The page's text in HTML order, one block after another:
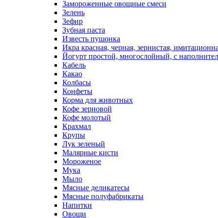
Замороженные овощные смеси
Зелень
Зефир
Зубная паста
Известь пушонка
Икра красная, черная, зернистая,
Йогурт простой, многослойный, с
Кабель
Какао
Колбасы
Конфеты
Корма для животных
Кофе зерновой
Кофе молотый
Крахмал
Крупы
Лук зеленый
Малярные кисти
Мороженое
Мука
Мыло
Мясные деликатесы
Мясные полуфабрикаты
Напитки
Овощи